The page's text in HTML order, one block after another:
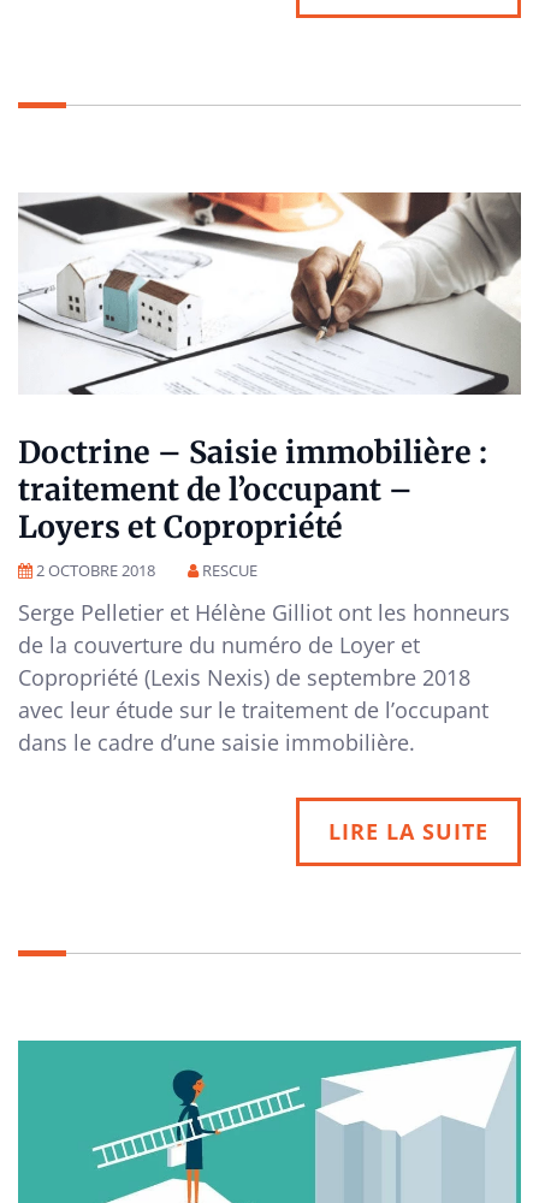
Doctrine – Saisie immobilière :
traitement de l’occupant –
Loyers et Copropriété
2 OCTOBRE 2018 RESCUE
Serge Pelletier et Hélène Gilliot ont les honneurs
de la couverture du numéro de Loyer et
Copropriété (Lexis Nexis) de septembre 2018
avec leur étude sur le traitement de l’occupant
dans le cadre d’une saisie immobilière.
LIRE LA SUITE